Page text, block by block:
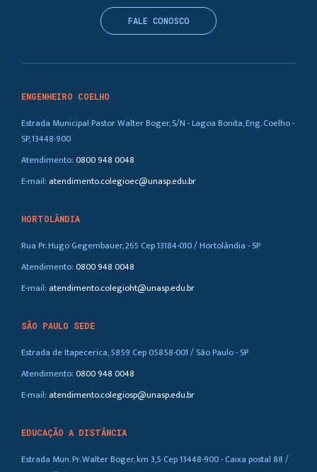
ENGENHEIRO COELHO
Estrada Municipal Pastor Walter Boger, S/N - Lagoa Bonita, Eng. Coelho -
SP, 13448-900
Atendimento:0800 948 0048
E-mail: atendimento.colegioec@unasp.edu.br
HORTOLÂNDIA
Rua Pr. Hugo Gegembauer, 265 Cep 13184-010 / Hortolândia - SP
Atendimento:0800 948 0048
E-mail: atendimento.colegioht@unasp.edu.br
SÃO PAULO SEDE
Estrada de Itapecerica, 5859 Cep 05858-001 / São Paulo - SP
Atendimento:0800 948 0048
E-mail: atendimento.colegiosp@unasp.edu.br
EDUCAÇÃO A DISTÂNCIA
Estrada Mun. Pr. Walter Boger, km 3,5 Cep 13448-900 - Caixa postal 88 /
FALE CONOSCO